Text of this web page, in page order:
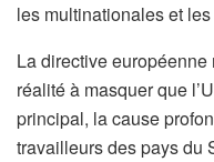
les multinationales et
La directive européenne
réalité à masquer que
principal, la cause
travailleurs des pays du